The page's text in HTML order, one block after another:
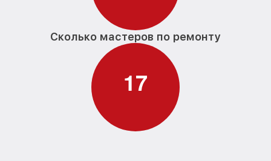
Сколько мастеров по ремонту
17